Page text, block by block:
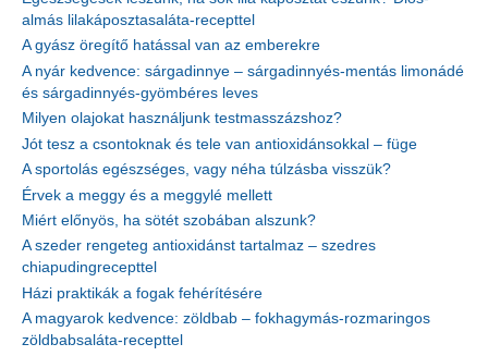
almás lilakáposztasaláta-recepttel
A gyász öregítő hatással van az emberekre
A nyár kedvence: sárgadinnye – sárgadinnyés-mentás limonádé
és sárgadinnyés-gyömbéres leves
Milyen olajokat használjunk testmasszázshoz?
Jót tesz a csontoknak és tele van antioxidánsokkal – füge
A sportolás egészséges, vagy néha túlzásba visszük?
Érvek a meggy és a meggylé mellett
Miért előnyös, ha sötét szobában alszunk?
A szeder rengeteg antioxidánst tartalmaz – szedres
chiapudingrecepttel
Házi praktikák a fogak fehérítésére
A magyarok kedvence: zöldbab – fokhagymás-rozmaringos
zöldbabsaláta-recepttel